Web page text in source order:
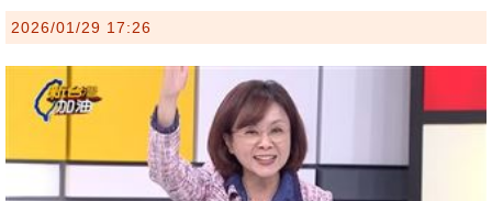
2026/01/29 17:26